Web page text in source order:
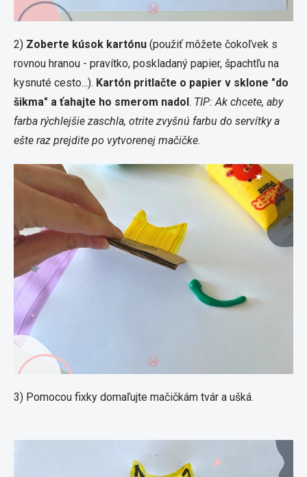
2) Zoberte kúsok kartónu (použiť môžete čokoľvek s
rovnou hranou - pravítko, poskladaný papier, špachtľu na
kysnuté cesto...). Kartón pritlačte o papier v sklone "do
šikma" a ťahajte ho smerom nadol. TIP: Ak chcete, aby
farba rýchlejšie zaschla, otrite zvyšnú farbu do servítky a
ešte raz prejdite po vytvorenej mačičke.
3) Pomocou fixky domaľujte mačičkám tvár a ušká.